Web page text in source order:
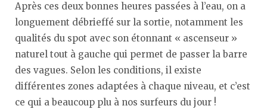
Après ces deux bonnes heures passées à l’eau, on a
longuement débrieffé sur la sortie, notamment les
qualités du spot avec son étonnant « ascenseur »
naturel tout à gauche qui permet de passer la barre
des vagues. Selon les conditions, il existe
différentes zones adaptées à chaque niveau, et c’est
ce qui a beaucoup plu à nos surfeurs du jour !